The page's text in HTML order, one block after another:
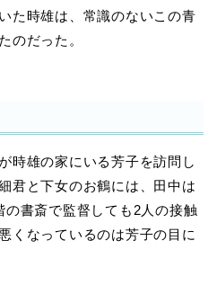
た時雄は、常識のないこの青
のだった。
時雄の家にいる芳子を訪問し
君と下女のお鶴には、田中は
書斎で監督しても2人の接触
くなっているのは芳子の目に